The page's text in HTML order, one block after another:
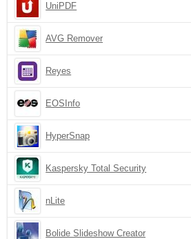
UniPDF
AVG Remover
Reyes
EOSInfo
HyperSnap
Kaspersky Total Security
nLite
Bolide Slideshow Creator